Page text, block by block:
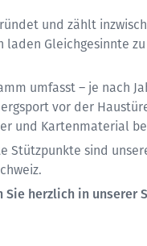
und zählt
laden Gleichgesinnte
umfasst – je nach
vor der
und Kartenmaterial
Stützpunkte sind
herzlich in unserer